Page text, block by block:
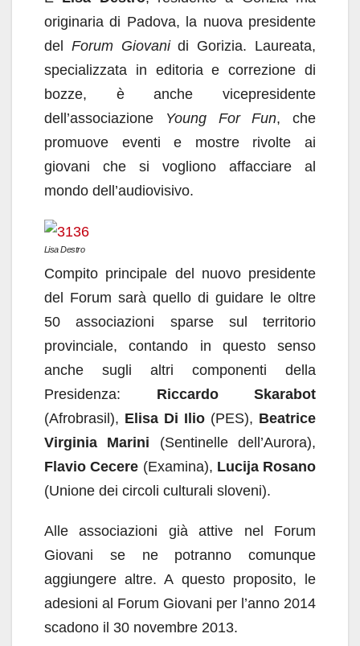
originaria di Padova, la nuova presidente
del Forum Giovanidi Gorizia. Laureata,
specializzata in editoria e correzione di
bozze, è anche vicepresidente
dell’associazione
Young For Fun, che
promuove eventi e mostre rivolte ai
giovani che si vogliono affacciare al
mondo dell’audiovisivo.
Lisa Destro
Compito principale del nuovo presidente
del Forum sarà quello di guidare le oltre
50 associazioni sparse sul territorio
provinciale, contando in questo senso
anche sugli altri componenti della
Presidenza: Riccardo Skarabot
(Afrobrasil), Elisa Di Ilio (PES), Beatrice
Virginia Marini (Sentinelle dell’Aurora),
Flavio Cecere (Examina), Lucija Rosano
(Unione dei circoli culturali sloveni).
Alle associazioni già attive nel Forum
Giovani se ne potranno comunque
aggiungere altre. A questo proposito, le
adesioni al Forum Giovani per l’anno 2014
scadono il 30 novembre 2013.